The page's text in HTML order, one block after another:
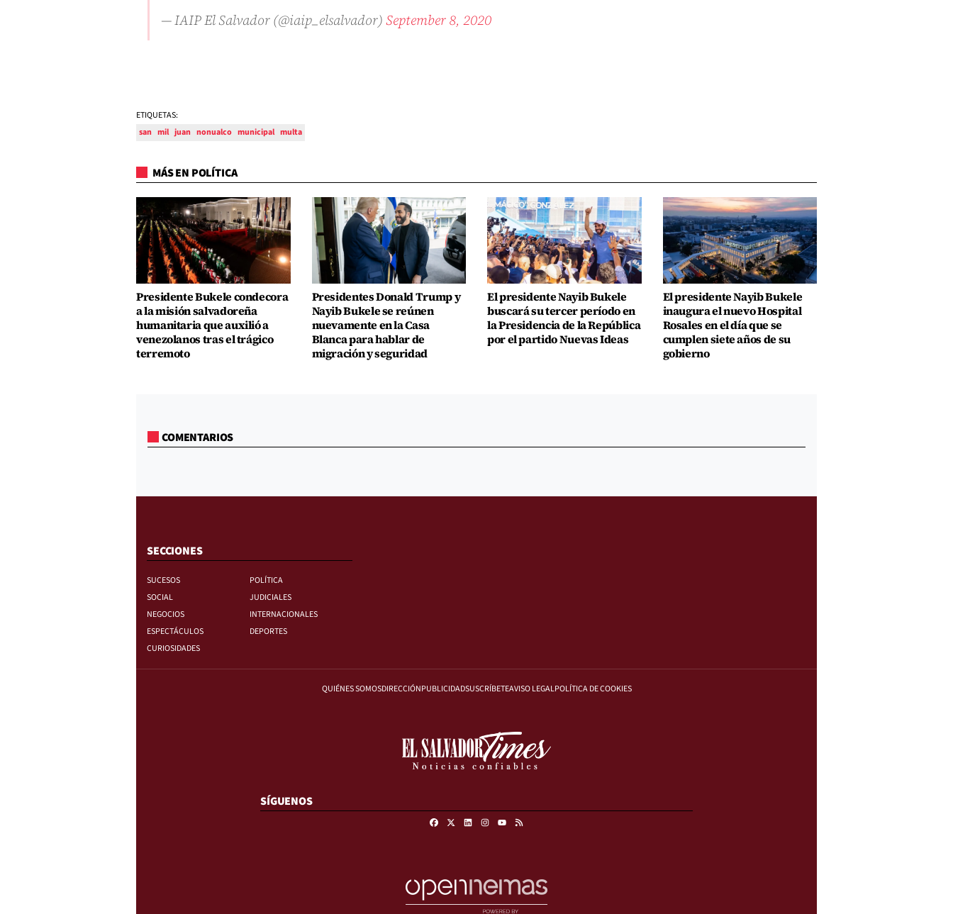
— IAIP El Salvador (@iaip_elsalvador) September 8, 2020
ETIQUETAS:
san mil juan nonualco municipal multa
MÁS EN POLÍTICA
Presidente Bukele condecora
a la misión salvadoreña
humanitaria que auxilió a
venezolanos tras el trágico
terremoto
Presidentes Donald Trump y
Nayib Bukele se reúnen
nuevamente en la Casa
Blanca para hablar de
migración y seguridad
El presidente Nayib Bukele
buscará su tercer período en
la Presidencia de la República
por el partido Nuevas Ideas
El presidente Nayib Bukele
inaugura el nuevo Hospital
Rosales en el día que se
cumplen siete años de su
gobierno
COMENTARIOS
SECCIONES
SUCESOS
POLÍTICA
SOCIAL
JUDICIALES
NEGOCIOS
INTERNACIONALES
ESPECTÁCULOS
DEPORTES
CURIOSIDADES
QUIÉNES SOMOSDIRECCIÓNPUBLICIDADSUSCRÍBETEAVISO LEGALPOLÍTICA DE COOKIES
SÍGUENOS
FacebookLinkedinInstagram